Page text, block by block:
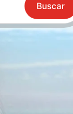
Buscar